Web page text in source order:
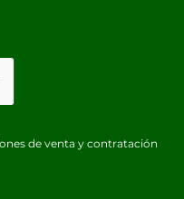
de venta y contratación